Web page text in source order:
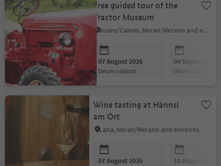
Free guided tour of the
Tractor Museum
Kuens/Caines, Meran/Merano and environs
07 August 2026
datum události
04 September
datum události
Wine tasting at Hännsl
am Ort
Lana, Meran/Merano and environs
07 August 2026 10 August 2026